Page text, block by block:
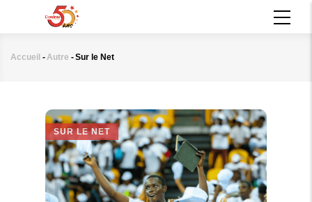
principal
Fil
Accueil -Autre -Sur le Net
SUR LE NET